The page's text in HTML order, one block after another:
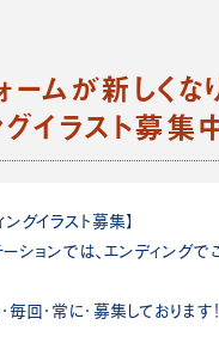
ムが新しくな
イラスト募集
ングイラスト募集】
ションでは、エンディングで
毎回・常に・募集しております！